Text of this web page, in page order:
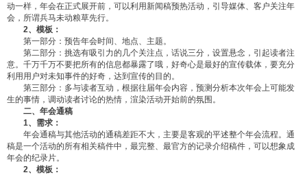
动一样，年会在正式展开前，可以利用新闻稿预热活动，引导媒体、客户关注年
会，所谓兵马未动粮草先行。
2、模板：
第一部分：预告年会时间、地点、主题。
第二部分：挑选有吸引力的几个关注点，话说三分，设置悬念，引起读者注
意。千万千万不要把所有的信息都暴露了哦，好奇心是最好的宣传载体，要充分
利用用户对未知事件的好奇，达到宣传的目的。
第三部分：多与读者互动，根据往届年会内容，预测分析本次年会上可能发
生的事情，调动读者讨论的热情，渲染活动开始前的氛围。
二、年会通稿
1、需求：
年会通稿与其他活动的通稿差距不大，主要是客观的平述整个年会流程。通
稿是一个活动的所有相关稿件中，最完整、最官方的记录介绍稿件，可以想象成
年会的纪录片。
2、模板：